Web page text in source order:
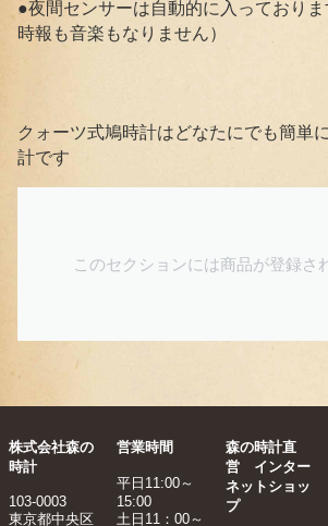
●夜間センサーは自動的に入っており
時報も音楽もなりません）
クォーツ式鳩時計はどなたにでも簡単
計です
このセクションには商品が登録さ
株式会社森の
時計
103-0003
東京都中央区
営業時間
平日11:00～
15:00
土日11：00～
森の時計直
営 インター
ネットショッ
プ